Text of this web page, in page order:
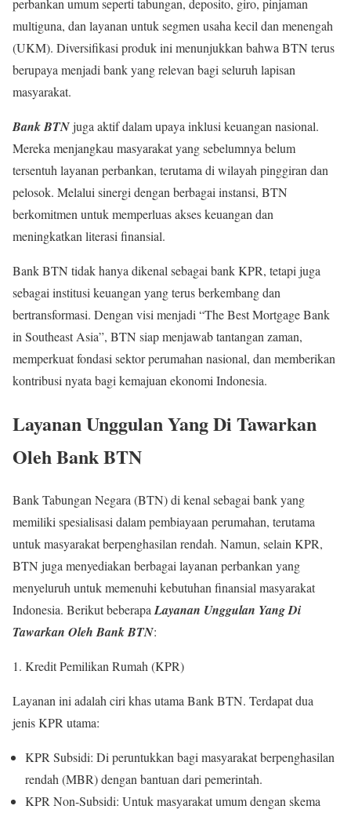
perbankan umum seperti tabungan, deposito, giro, pinjaman
multiguna, dan layanan untuk segmen usaha kecil dan menengah
(UKM). Diversifikasi produk ini menunjukkan bahwa BTN terus
berupaya menjadi bank yang relevan bagi seluruh lapisan
masyarakat.
Bank BTNjuga aktif dalam upaya inklusi keuangan nasional.
Mereka menjangkau masyarakat yang sebelumnya belum
tersentuh layanan perbankan, terutama di wilayah pinggiran dan
pelosok. Melalui sinergi dengan berbagai instansi, BTN
berkomitmen untuk memperluas akses keuangan dan
meningkatkan literasi finansial.
Bank BTN tidak hanya dikenal sebagai bank KPR, tetapi juga
sebagai institusi keuangan yang terus berkembang dan
bertransformasi. Dengan visi menjadi “The Best Mortgage Bank
in Southeast Asia”, BTN siap menjawab tantangan zaman,
memperkuat fondasi sektor perumahan nasional, dan memberikan
kontribusi nyata bagi kemajuan ekonomi Indonesia.
Layanan Unggulan Yang Di Tawarkan
Oleh Bank BTN
Bank Tabungan Negara (BTN) di kenal sebagai bank yang
memiliki spesialisasi dalam pembiayaan perumahan, terutama
untuk masyarakat berpenghasilan rendah. Namun, selain KPR,
BTN juga menyediakan berbagai layanan perbankan yang
menyeluruh untuk memenuhi kebutuhan finansial masyarakat
Indonesia. Berikut beberapa Layanan Unggulan Yang Di
Tawarkan Oleh Bank BTN:
Kredit Pemilikan Rumah (KPR)
Layanan ini adalah ciri khas utama Bank BTN. Terdapat dua
jenis KPR utama:
KPR Subsidi: Di peruntukkan bagi masyarakat berpenghasilan
rendah (MBR) dengan bantuan dari pemerintah.
KPR Non-Subsidi: Untuk masyarakat umum dengan skema